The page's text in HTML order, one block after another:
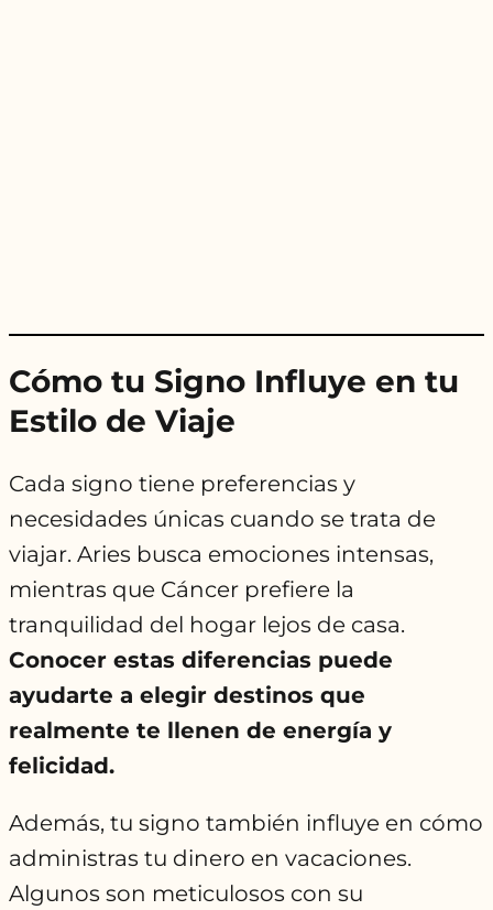
Cómo tu Signo Influye en tu
Estilo de Viaje
Cada signo tiene preferencias y
necesidades únicas cuando se trata de
viajar. Aries busca emociones intensas,
mientras que Cáncer prefiere la
tranquilidad del hogar lejos de casa.
Conocer estas diferencias puede
ayudarte a elegir destinos que
realmente te llenen de energía y
felicidad.
Además, tu signo también influye en cómo
administras tu dinero en vacaciones.
Algunos son meticulosos con su